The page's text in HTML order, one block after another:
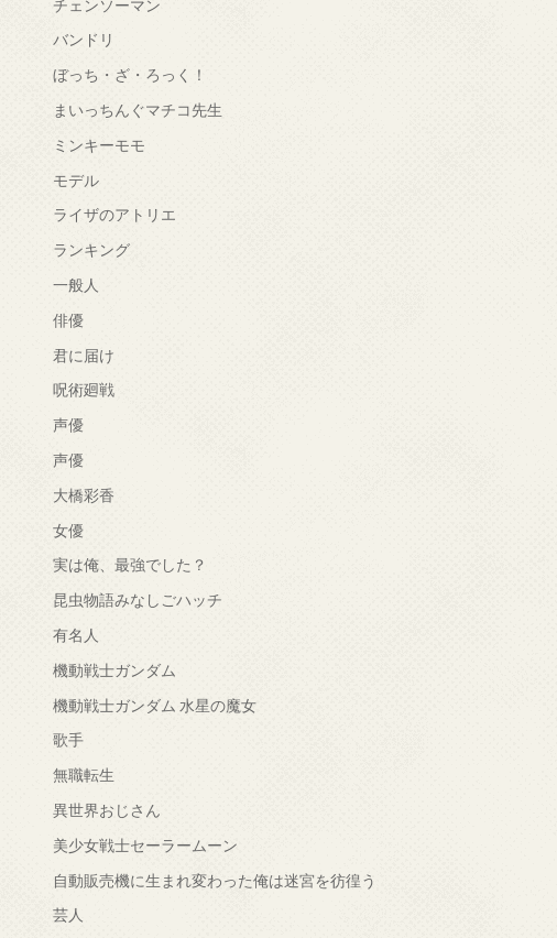
チェンソーマン
バンドリ
ぼっち・ざ・ろっく！
まいっちんぐマチコ先生
ミンキーモモ
モデル
ライザのアトリエ
ランキング
一般人
俳優
君に届け
呪術廻戦
声優
声優
大橋彩香
女優
実は俺、最強でした？
昆虫物語みなしごハッチ
有名人
機動戦士ガンダム
機動戦士ガンダム 水星の魔女
歌手
無職転生
異世界おじさん
美少女戦士セーラームーン
自動販売機に生まれ変わった俺は迷宮を彷徨う
芸人